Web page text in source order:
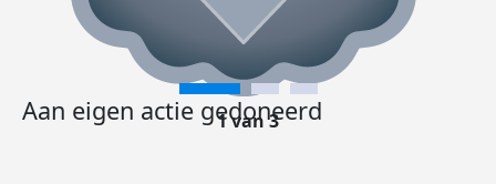
Aan eigen actie gedoneerd
1 van 3